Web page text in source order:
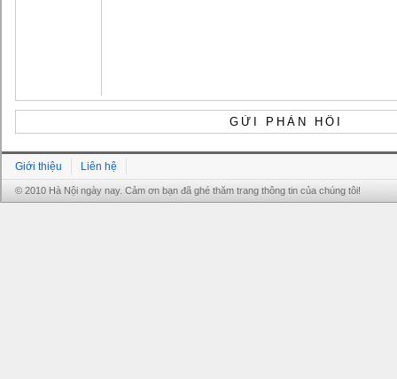
Giới thiệu Liên hệ
© 2010 Hà Nội ngày nay. Cảm ơn bạn đã ghé thăm trang thông tin của chúng tôi!